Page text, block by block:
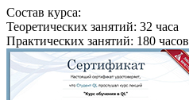
Состав курса:
Теоретических занятий: 32 часа
Практических занятий: 180 часов